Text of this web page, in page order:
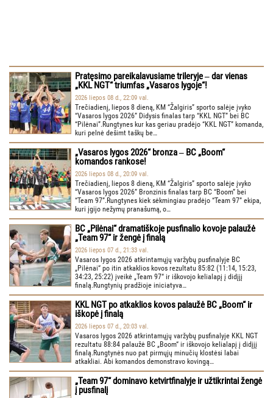
Pratęsimo pareikalavusiame trileryje ‒ dar vienas
„KKL NGT“ triumfas „Vasaros lygoje“!
2026 liepos 08 d., 22:09 val.
Trečiadienį, liepos 8 dieną, KM “Žalgiris” sporto salėje įvyko
“Vasaros lygos 2026” Didysis finalas tarp “KKL NGT” bei BC
“Pilėnai”.Rungtynes kur kas geriau pradėjo “KKL NGT” komanda,
kuri pelnė dešimt taškų be…
„Vasaros lygos 2026“ bronza ‒ BC „Boom“
komandos rankose!
2026 liepos 08 d., 20:09 val.
Trečiadienį, liepos 8 dieną, KM “Žalgiris” sporto salėje įvyko
“Vasaros lygos 2026” Bronzinis finalas tarp BC “Boom” bei
“Team 97”.Rungtynes kiek sėkmingiau pradėjo “Team 97” ekipa,
kuri įgijo nežymų pranašumą, o…
BC „Pilėnai“ dramatiškoje pusfinalio kovoje palaužė
„Team 97“ ir žengė į finalą
2026 liepos 07 d., 21:33 val.
Vasaros lygos 2026 atkrintamųjų varžybų pusfinalyje BC
„Pilėnai“ po itin atkaklios kovos rezultatu 85:82 (11:14, 15:23,
34:23, 25:22) įveikė „Team 97“ ir iškovojo kelialapį į didįjį
finalą.Rungtynių pradžioje iniciatyva…
KKL NGT po atkaklios kovos palaužė BC „Boom“ ir
iškopė į finalą
2026 liepos 07 d., 20:03 val.
Vasaros lygos 2026 atkrintamųjų varžybų pusfinalyje KKL NGT
rezultatu 88:84 palaužė BC „Boom“ ir iškovojo kelialapį į didįjį
finalą.Rungtynės nuo pat pirmųjų minučių klostėsi labai
atkakliai. Abi komandos demonstravo kovingą…
„Team 97“ dominavo ketvirtfinalyje ir užtikrintai žengė
į pusfinalį